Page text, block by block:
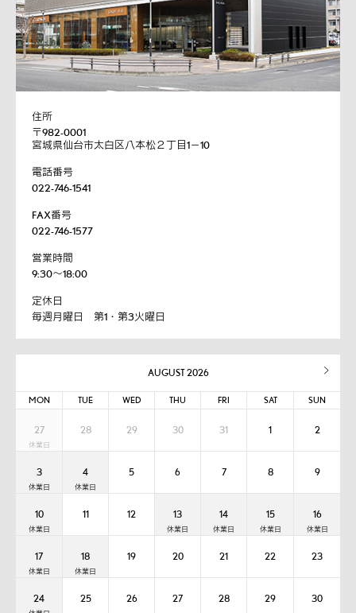
住所
〒982-0001
宮城県仙台市太白区八本松２丁目1－10
電話番号
022-746-1541
FAX番号
022-746-1577
営業時間
9:30～18:00
定休日
毎週月曜日 第1・第3火曜日
AUGUST 2026
MON TUE WED THU FRI SAT SUN
27 28 29 30 31 1 2
3 4 5 6 7 8 9
10 11 12 13 14 15 16
17 18 19 20 21 22 23
24 25 26 27 28 29 30